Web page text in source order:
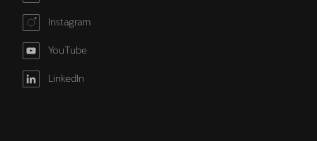
Instagram
YouTube
LinkedIn